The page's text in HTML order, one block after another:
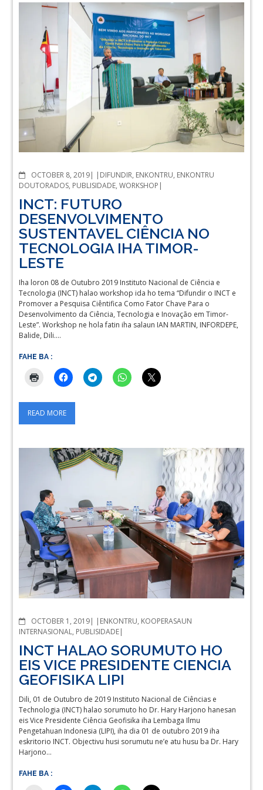
OCTOBER 8, 2019 COMMENTS
DIFUNDIR, ENKONTRU, ENKONTRU
DOUTORADOS, PUBLISIDADE,WORKSHOP
INCT: FUTURO
DESENVOLVIMENTO
SUSTENTAVEL CIÊNCIA NO
TECNOLOGIA IHA TIMOR-
LESTE
Iha loron 08 de Outubro 2019 Instituto Nacional de Ciência e
Tecnologia (INCT) halao workshop ida ho tema “Difundir o INCT e
Promover a Pesquisa Ciêntifica Como Fator Chave Para o
Desenvolvimento da Ciência, Tecnologia e Inovação em Timor-
Leste”. Workshop ne hola fatin iha salaun IAN MARTIN, INFORDEPE,
Balide, Dili.…
FAHE BA :
READ MORE
OCTOBER 1, 2019 COMMENTS
ENKONTRU, KOOPERASAUN
INTERNASIONAL, PUBLISIDADE
INCT HALAO SORUMUTO HO
EIS VICE PRESIDENTE CIENCIA
GEOFISIKA LIPI
Dili, 01 de Outubro de 2019 Instituto Nacional de Ciências e
Technologia (INCT) halao sorumuto ho Dr. Hary Harjono hanesan
eis Vice Presidente Ciência Geofisika iha Lembaga Ilmu
Pengetahuan Indonesia (LIPI), iha dia 01 de outubro 2019 iha
eskritorio INCT. Objectivu husi sorumutu ne’e atu husu ba Dr. Hary
Harjono…
FAHE BA :